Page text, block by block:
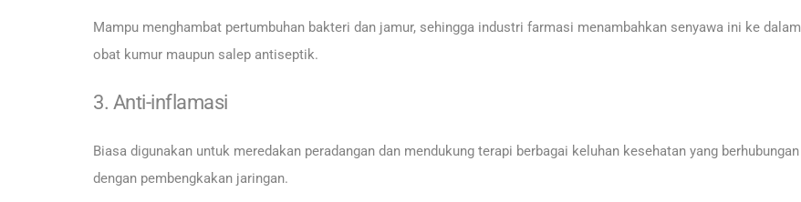
Mampu menghambat pertumbuhan bakteri dan jamur, sehingga industri farmasi menambahkan senyawa ini ke dalam
obat kumur maupun salep antiseptik.
3. Anti-inflamasi
Biasa digunakan untuk meredakan peradangan dan mendukung terapi berbagai keluhan kesehatan yang berhubungan
dengan pembengkakan jaringan.